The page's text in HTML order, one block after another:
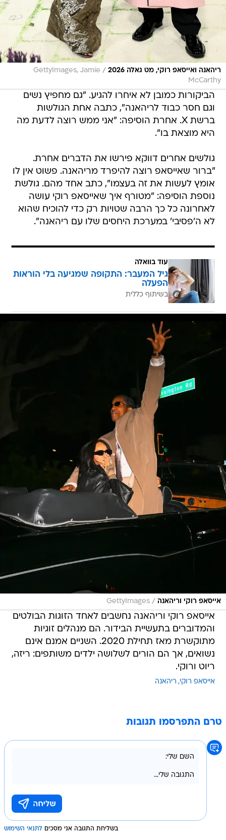
ריהאנה ואייסאפ רוקי, מט גאלה 2026 /
GettyImages, Jamie
McCarthy
הביקורות כמובן לא איחרו להגיע. "גם מחפיץ נשים
וגם חסר כבוד לריהאנה", כתבה אחת הגולשות
ברשת X. אחרת הוסיפה: "אני ממש רוצה לדעת מה
היא מוצאת בו".
גולשים אחרים דווקא פירשו את הדברים אחרת.
"ברור שאייסאפ רוצה להיפרד מריהאנה. פשוט אין לו
אומץ לעשות את זה בעצמו", כתב אחד מהם. גולשת
נוספת הוסיפה: "מטורף איך שאייסאפ רוקי עושה
לאחרונה כל כך הרבה שטויות רק כדי להוכיח שהוא
לא ה'פסיבי' במערכת היחסים שלו עם ריהאנה".
עוד בוואלה
גיל המעבר: התקופה שמגיעה בלי הוראות
הפעלה
בשיתוף כללית
אייסאפ רוקי וריהאנה /
GettyImages
אייסאפ רוקי וריהאנה נחשבים לאחד הזוגות הבולטים
והמדוברים בתעשיית הבידור. הם מנהלים זוגיות
מתוקשרת מאז תחילת 2020. השניים אמנם אינם
נשואים, אך הם הורים לשלושה ילדים משותפים: ריזה,
ריוט ורוקי.
אייסאפ רוקי ריהאנה
טרם התפרסמו תגובות
בשליחת התגובה אני מסכים לתנאי השימוש